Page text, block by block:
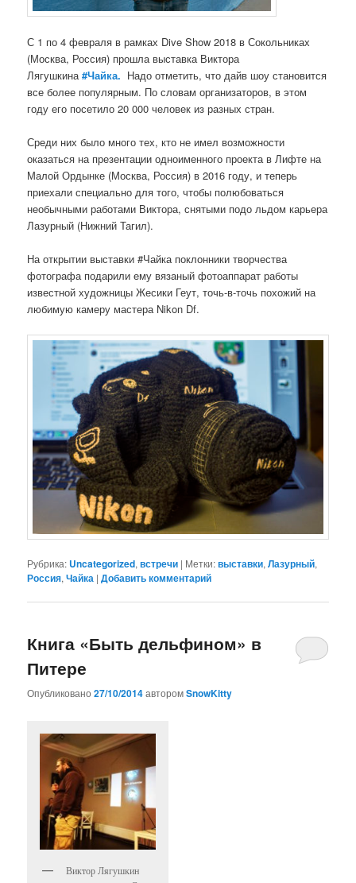
С 1 по 4 февраля в рамках Dive Show 2018 в Сокольниках
(Москва, Россия) прошла выставка Виктора
Лягушкина#Чайка. Надо отметить, что дайв шоу становится
все более популярным. По словам организаторов, в этом
году его посетило 20 000 человек из разных стран.
Среди них было много тех, кто не имел возможности
оказаться на презентации одноименного проекта в Лифте на
Малой Ордынке (Москва, Россия) в 2016 году, и теперь
приехали специально для того, чтобы полюбоваться
необычными работами Виктора, снятыми подо льдом карьера
Лазурный (Нижний Тагил).
На открытии выставки #Чайка поклонники творчества
фотографа подарили ему вязаный фотоаппарат работы
известной художницы Жесики Геут, точь-в-точь похожий на
любимую камеру мастера Nikon Df.
Рубрика: Uncategorized,встречи | Метки:выставки,Лазурный,
Россия,Чайка |Добавить комментарий
Книга «Быть дельфином» в
Питере
Опубликовано27/10/2014авторомSnowKitty
Виктор Лягушкин